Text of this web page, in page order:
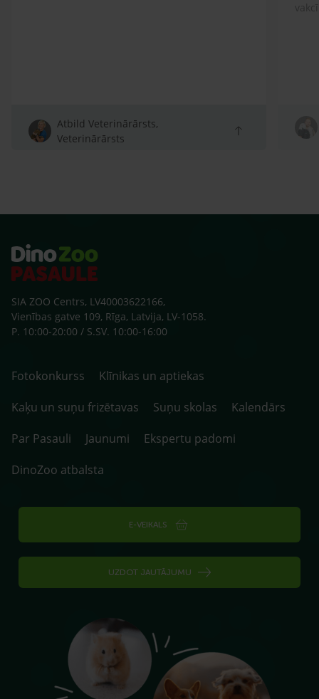
Atbild Veterinārārsts,
Veterinārārsts
SIA ZOO Centrs, LV40003622166,
Vienības gatve 109, Rīga, Latvija, LV-1058.
P. 10:00-20:00 / S.SV. 10:00-16:00
Fotokonkurss
Klīnikas un aptiekas
Kaķu un suņu frizētavas
Suņu skolas
Kalendārs
Par Pasauli
Jaunumi
Ekspertu padomi
DinoZoo atbalsta
E-VEIKALS
UZDOT JAUTĀJUMU